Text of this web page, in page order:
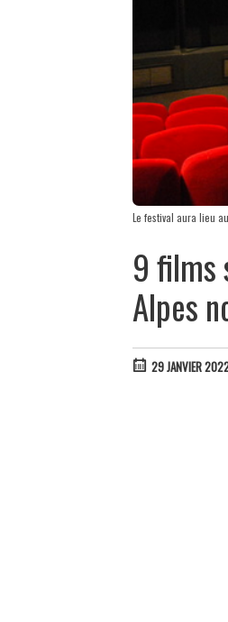
Le festival aura lieu
9 films
Alpes
29 JANVIER